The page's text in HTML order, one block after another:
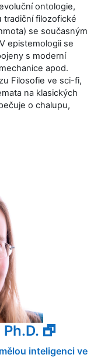
ontologie,
tradiční filozofické
se současným
epistemologii se
s moderní
apod.
Filosofie ve sci-fi,
na klasických
o chalupu,
Ph.D. 🗗
inteligenci ve